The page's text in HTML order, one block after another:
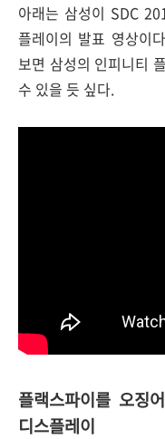
아래는 삼성이 SDC
플레이의 발표 영상이
보면 삼성의 인피니티
수 있을 듯 싶다.
플랙스파이를 오징
디스플레이